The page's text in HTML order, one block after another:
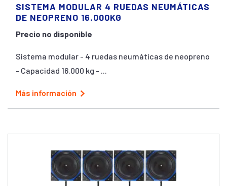
SISTEMA MODULAR 4 RUEDAS NEUMÁTICAS
DE NEOPRENO 16.000KG
Precio no disponible
Sistema modular - 4 ruedas neumáticas de neopreno
- Capacidad 16.000 kg - ...
Más información